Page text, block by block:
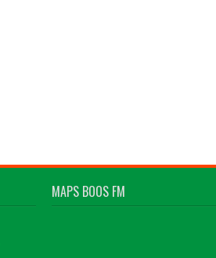
MAPS BOOS FM